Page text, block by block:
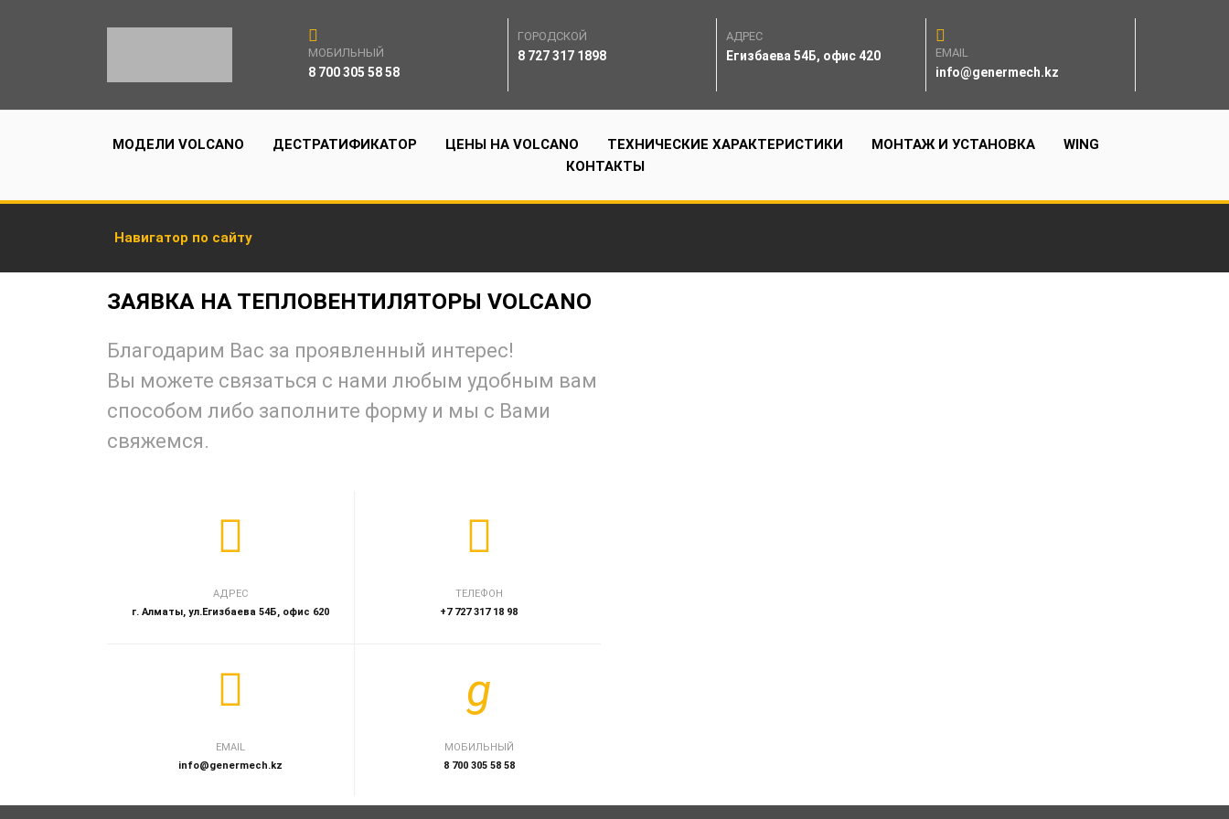
МОБИЛЬНЫЙ
8 700 305 58 58
ГОРОДСКОЙ
8 727 317 1898
АДРЕС
Егизбаева 54Б, офис 420 EMAIL
info@genermech.kz
МОДЕЛИ VOLCANO ДЕСТРАТИФИКАТОР ЦЕНЫ НА VOLCANO ТЕХНИЧЕСКИЕ ХАРАКТЕРИСТИКИ МОНТАЖ И УСТАНОВКА
WING
КОНТАКТЫ
Навигатор по сайту
ЗАЯВКА НА ТЕПЛОВЕНТИЛЯТОРЫ VOLCANO
Благодарим Вас за проявленный интерес!
Вы можете связаться с нами любым удобным вам
способом либо заполните форму и мы с Вами
свяжемся.
АДРЕС
г. Алматы, ул.Егизбаева 54Б, офис 620
ТЕЛЕФОН
+7 727 317 18 98
EMAIL
info@genermech.kz
МОБИЛЬНЫЙ
8 700 305 58 58